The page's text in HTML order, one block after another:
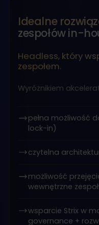
Idealne
zespołów in-
Headless, który
zespołem.
Wyróżnikiem
pełna możliwość
lock-in)
czytelna
możliwość
wewnętrzne
wsparcie Strix w
governance +